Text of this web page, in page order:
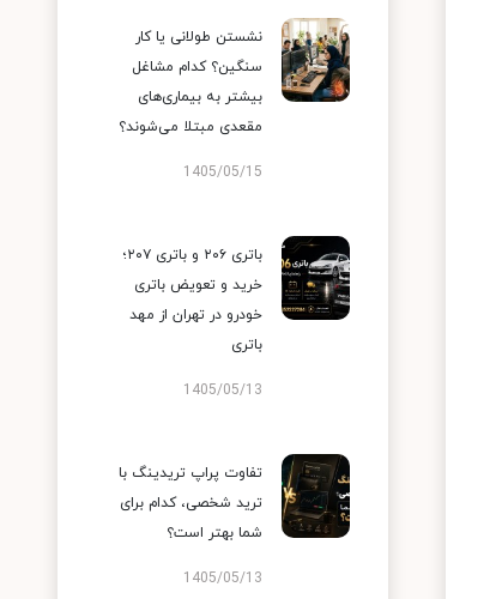
نشستن طولانی یا کار
سنگین؟ کدام مشاغل
بیشتر به بیماری‌های
مقعدی مبتلا می‌شوند؟
1405/05/15
باتری ۲۰۶ و باتری ۲۰۷؛
خرید و تعویض باتری
خودرو در تهران از مهد
باتری
1405/05/13
تفاوت پراپ تریدینگ با
ترید شخصی، کدام برای
شما بهتر است؟
1405/05/13